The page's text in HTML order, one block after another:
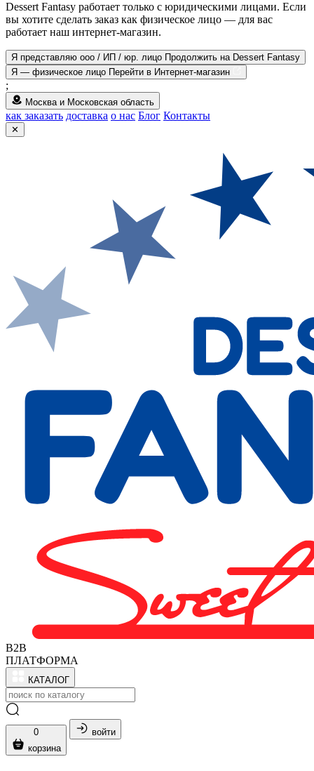
Dessert Fantasy работает только с юридическими лицами. Если
вы хотите сделать заказ как физическое лицо — для вас
работает наш интернет-магазин.
Я представляю ооо / ИП / юр. лицо Продолжить на Dessert Fantasy
Я — физическое лицо Перейти в Интернет-магазин
;
Москва и Московская область
как заказать доставка о нас Блог Контакты
✕
B2B
ПЛАТФОРМА
КАТАЛОГ
0
корзина
войти